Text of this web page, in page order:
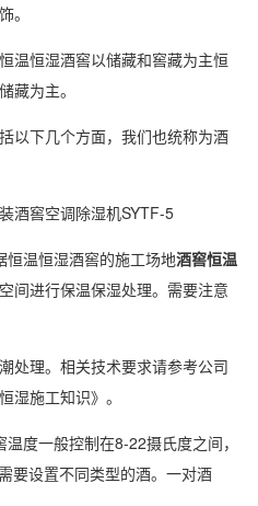
。
恒湿酒窖以储藏和窖藏为主恒
藏为主。
下几个方面，我们也统称为酒
酒窖空调除湿机SYTF-5
温恒湿酒窖的施工场地酒窖恒温
间进行保温保湿处理。需要注意
处理。相关技术要求请参考公司
湿施工知识》。
一般控制在8-22摄氏度之间，
要设置不同类型的酒。一对酒